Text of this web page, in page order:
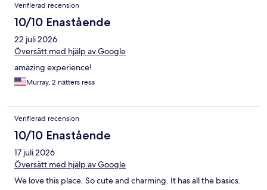
Verifierad recension
10/10 Enastående
22 juli 2026
Översätt med hjälp av Google
amazing experience!
Murray, 2 nätters resa
Verifierad recension
10/10 Enastående
17 juli 2026
Översätt med hjälp av Google
We love this place. So cute and charming. It has all the basics.